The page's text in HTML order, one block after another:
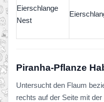
Eierschlange
Nest
Piranha-Pflanze
Untersucht den Flaum
rechts auf der Seite mit der